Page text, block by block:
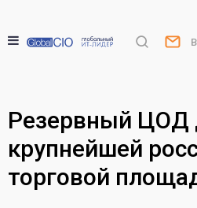
Резервный ЦОД
крупнейшей
торговой